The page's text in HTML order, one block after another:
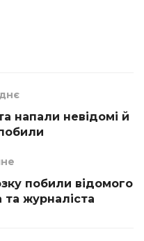
напали невідомі й
побили відомого
та журналіста